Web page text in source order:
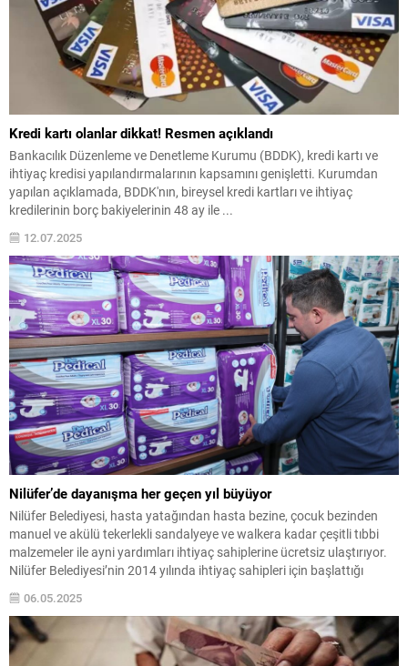
Kredi kartı olanlar dikkat! Resmen açıklandı
Bankacılık Düzenleme ve Denetleme Kurumu (BDDK), kredi kartı ve
ihtiyaç kredisi yapılandırmalarının kapsamını genişletti. Kurumdan
yapılan açıklamada, BDDK'nın, bireysel kredi kartları ve ihtiyaç
kredilerinin borç bakiyelerinin 48 ay ile ...
12.07.2025
Nilüfer’de dayanışma her geçen yıl büyüyor
Nilüfer Belediyesi, hasta yatağından hasta bezine, çocuk bezinden
manuel ve akülü tekerlekli sandalyeye ve walkera kadar çeşitli tıbbi
malzemeler ile ayni yardımları ihtiyaç sahiplerine ücretsiz ulaştırıyor.
Nilüfer Belediyesi’nin 2014 yılında ihtiyaç sahipleri için başlattığı
destek çalışmaları her geçen yıl güçlenerek, devam ediyor. Ekonomik
şartların zorlaştığı bu dönemde, yaşlı, engelli veya...
06.05.2025